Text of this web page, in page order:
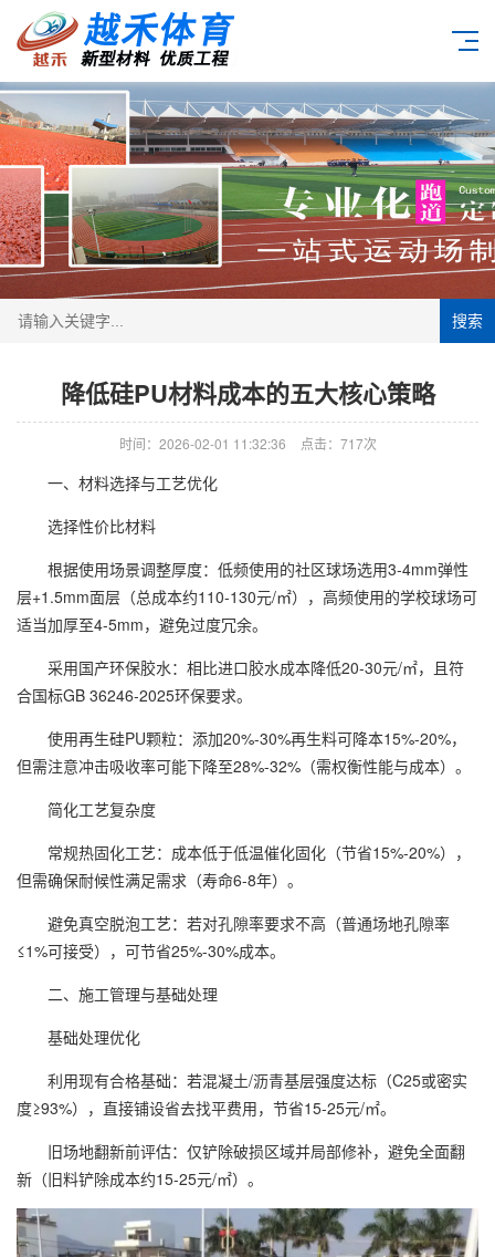
搜索
降低硅PU材料成本的五大核心策略
时间：2026-02-01 11:32:36 点击：717次
一、材料选择与工艺优化
选择性价比材料
根据使用场景调整厚度：低频使用的社区球场选用3-4mm弹性
层+1.5mm面层（总成本约110-130元/㎡），高频使用的学校球场可
适当加厚至4-5mm，避免过度冗余。
采用国产环保胶水：相比进口胶水成本降低20-30元/㎡，且符
合国标GB 36246-2025环保要求。
使用再生硅PU颗粒：添加20%-30%再生料可降本15%-20%，
但需注意冲击吸收率可能下降至28%-32%（需权衡性能与成本）。
简化工艺复杂度
常规热固化工艺：成本低于低温催化固化（节省15%-20%），
但需确保耐候性满足需求（寿命6-8年）。
避免真空脱泡工艺：若对孔隙率要求不高（普通场地孔隙率
≤1%可接受），可节省25%-30%成本。
二、施工管理与基础处理
基础处理优化
利用现有合格基础：若混凝土/沥青基层强度达标（C25或密实
度≥93%），直接铺设省去找平费用，节省15-25元/㎡。
旧场地翻新前评估：仅铲除破损区域并局部修补，避免全面翻
新（旧料铲除成本约15-25元/㎡）。